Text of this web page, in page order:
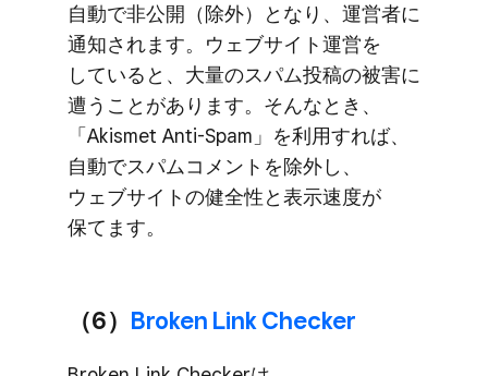
自動で​非公開​（除外）と​なり、​運営者に​
通知されます。​ウェブサイト運営を​
していると、​大量の​スパム投稿の​被害に​
遭うことがあります。​そんな​とき、​
「Akismet Anti-Spam」を​利用すれば、​
自動で​スパムコメントを​除外し、​
ウェブサイトの​健全性と​表示速度が​
保てます。
（6） ​Broken Link Checker